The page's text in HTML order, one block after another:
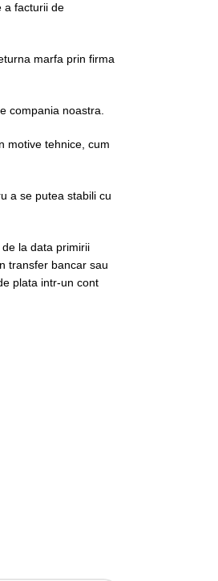
a facturii de
marfa prin firma
compania noastra.
motive tehnice, cum
a se putea stabili cu
la data primirii
transfer bancar sau
plata intr-un cont